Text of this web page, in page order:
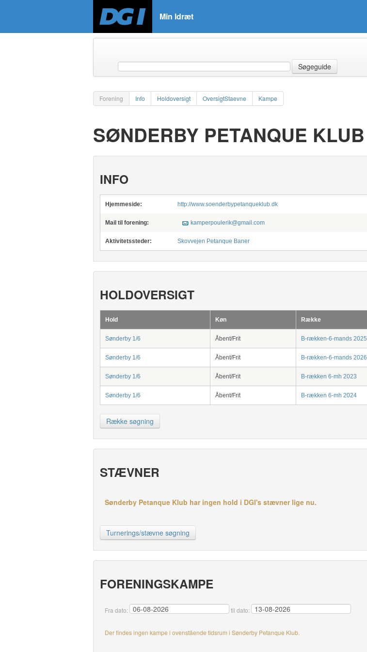
Min Idræt
Søgeguide
Forening Info Holdoversigt OversigtStaevne Kampe
SØNDERBY PETANQUE KLUB
INFO
Hjemmeside: http://www.soenderbypetanqueklub.dk
Mail til forening: kamperpoulerik@gmail.com
Aktivitetssteder: Skovvejen Petanque Baner
HOLDOVERSIGT
Hold Køn Række
Sønderby 1/6 Åbent/Frit B-rækken-6-mands 2025
Sønderby 1/6 Åbent/Frit B-rækken-6-mands 2026
Sønderby 1/6 Åbent/Frit B-rækken 6-mh 2023
Sønderby 1/6 Åbent/Frit B-rækken 6-mh 2024
Række søgning
STÆVNER
Sønderby Petanque Klub har ingen hold i DGI's stævner lige nu.
Turnerings/stævne søgning
FORENINGSKAMPE
Fra dato: til dato:
Der findes ingen kampe i ovenstående tidsrum i Sønderby Petanque Klub.